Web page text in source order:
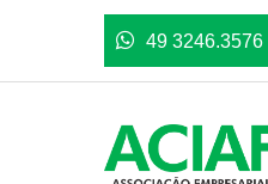
49 3246.3576